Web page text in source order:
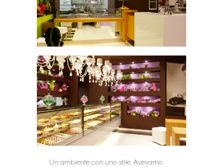
Un ambiente con uno stile. Avevamo